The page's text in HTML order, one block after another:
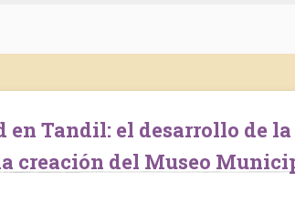
creación del Museo